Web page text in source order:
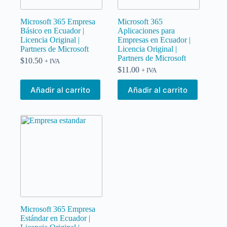
Microsoft 365 Empresa
Básico en Ecuador |
Licencia Original |
Partners de Microsoft
$10.50 + IVA
Añadir al carrito
Microsoft 365
Aplicaciones para
Empresas en Ecuador |
Licencia Original |
Partners de Microsoft
$11.00 + IVA
Añadir al carrito
Microsoft 365 Empresa
Estándar en Ecuador |